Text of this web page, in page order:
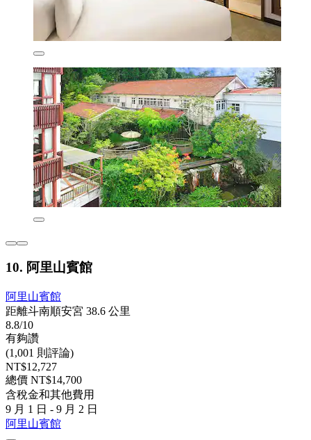
10. 阿里山賓館
阿里山賓館
距離斗南順安宮 38.6 公里
8.8/10
有夠讚
(1,001 則評論)
NT$12,727
總價 NT$14,700
含稅金和其他費用
9 月 1 日 - 9 月 2 日
阿里山賓館